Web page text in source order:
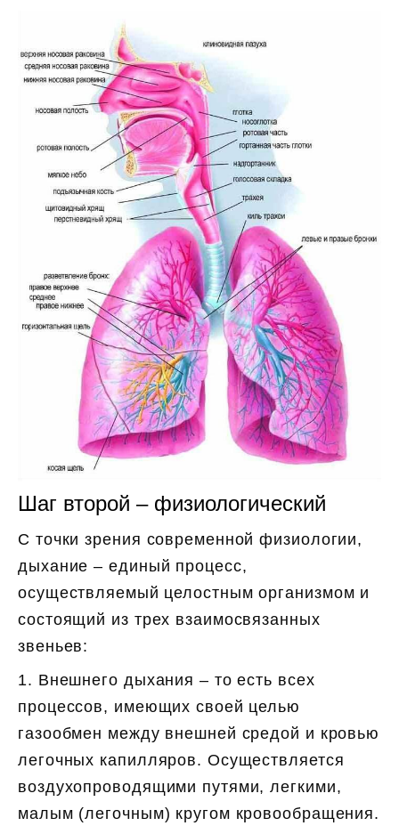
Шаг второй – физиологический
С точки зрения современной физиологии,
дыхание – единый процесс,
осуществляемый целостным организмом и
состоящий из трех взаимосвязанных
звеньев:
1. Внешнего дыхания – то есть всех
процессов, имеющих своей целью
газообмен между внешней средой и кровью
легочных капилляров. Осуществляется
воздухопроводящими путями, легкими,
малым (легочным) кругом кровообращения.